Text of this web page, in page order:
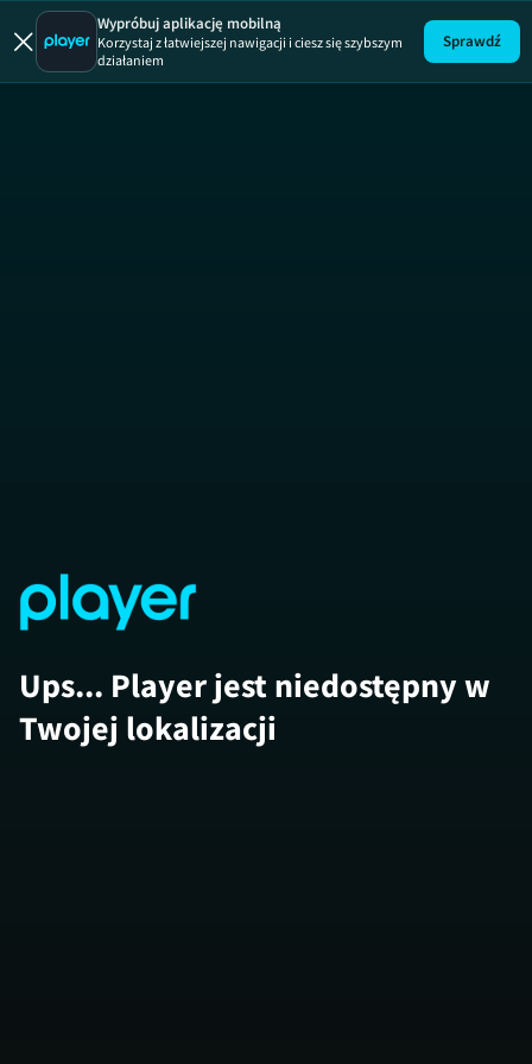
Uwaga!
Wypróbuj aplikację mobilną
Korzystaj z łatwiejszej nawigacji i ciesz się szybszym
działaniem
Sprawdź
Ups... Player jest niedostępny w
Twojej lokalizacji